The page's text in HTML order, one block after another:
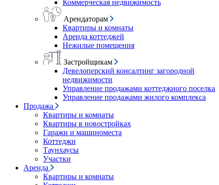
Коммерческая недвижимость
Арендаторам
Квартиры и комнаты
Аренда коттеджей
Нежилые помещения
Застройщикам
Девелоперский консалтинг загородной
недвижимости
Управление продажами коттеджного поселка
Управление продажами жилого комплекса
Продажа
Квартиры и комнаты
Квартиры в новостройках
Гаражи и машиноместа
Коттеджи
Таунхаусы
Участки
Аренда
Квартиры и комнаты